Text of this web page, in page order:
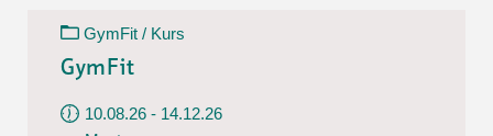
GymFit / Kurs
GymFit
10.08.26 - 14.12.26